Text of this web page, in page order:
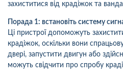
захиститися від крадіжок та
Порада 1: встановіть систему
Ці пристрої допоможуть
крадіжок, оскільки вони
двері, запустити двигун або
можуть свідчити про спробу